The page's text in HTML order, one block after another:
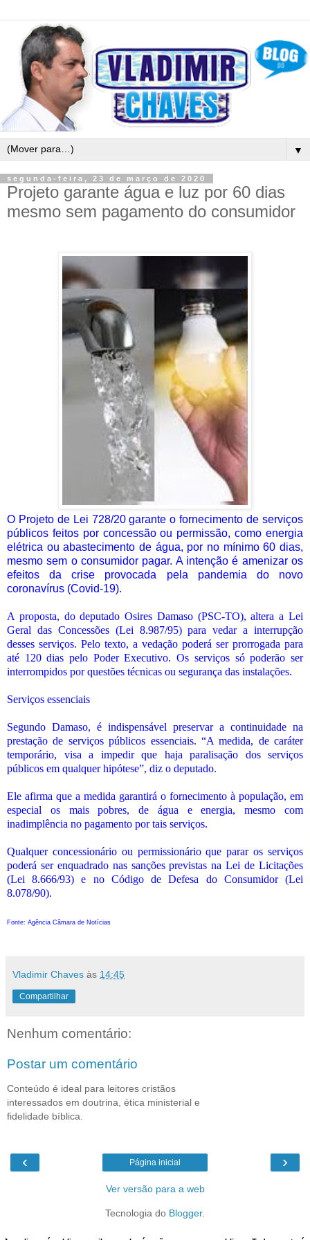
▼
segunda-feira, 23 de março de 2020
Projeto garante água e luz por 60 dias
mesmo sem pagamento do consumidor
O Projeto de Lei 728/20 garante o fornecimento de serviços
públicos feitos por concessão ou permissão, como energia
elétrica ou abastecimento de água, por no mínimo 60 dias,
mesmo sem o consumidor pagar. A intenção é amenizar os
efeitos da crise provocada pela pandemia do novo
coronavírus (Covid-19).
A proposta, do deputado Osires Damaso (PSC-TO), altera a Lei
Geral das Concessões (Lei 8.987/95) para vedar a interrupção
desses serviços. Pelo texto, a vedação poderá ser prorrogada para
até 120 dias pelo Poder Executivo. Os serviços só poderão ser
interrompidos por questões técnicas ou segurança das instalações.
Serviços essenciais
Segundo Damaso, é indispensável preservar a continuidade na
prestação de serviços públicos essenciais. “A medida, de caráter
temporário, visa a impedir que haja paralisação dos serviços
públicos em qualquer hipótese”, diz o deputado.
Ele afirma que a medida garantirá o fornecimento à população, em
especial os mais pobres, de água e energia, mesmo com
inadimplência no pagamento por tais serviços.
Qualquer concessionário ou permissionário que parar os serviços
poderá ser enquadrado nas sanções previstas na Lei de Licitações
(Lei 8.666/93) e no Código de Defesa do Consumidor (Lei
8.078/90).
Fonte: Agência Câmara de Notícias
Vladimir Chaves às 14:45
Compartilhar
Nenhum comentário:
Postar um comentário
Conteúdo é ideal para leitores cristãos
interessados em doutrina, ética ministerial e
fidelidade bíblica.
‹ ›
Página inicial
Ver versão para a web
Tecnologia do Blogger.